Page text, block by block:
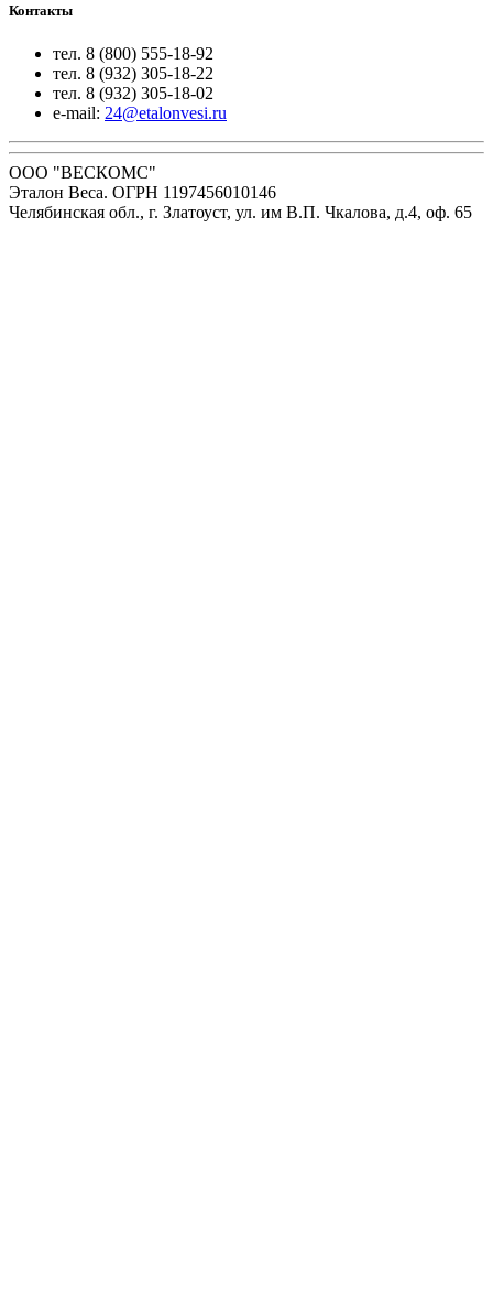
Контакты
тел. 8 (800) 555-18-92
тел. 8 (932) 305-18-22
тел. 8 (932) 305-18-02
e-mail: 24@etalonvesi.ru
ООО "ВЕСКОМС"
Эталон Веса. ОГРН 1197456010146
Челябинская обл., г. Златоуст, ул. им В.П. Чкалова, д.4, оф. 65